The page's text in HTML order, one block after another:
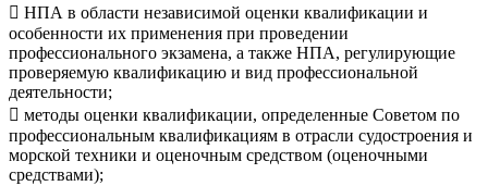
 НПА в области независимой оценки квалификации и
особенности их применения при проведении
профессионального экзамена, а также НПА, регулирующие
проверяемую квалификацию и вид профессиональной
деятельности;
 методы оценки квалификации, определенные Советом по
профессиональным квалификациям в отрасли судостроения и
морской техники и оценочным средством (оценочными
средствами);